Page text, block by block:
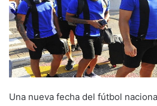
Una nueva fecha del fútbol